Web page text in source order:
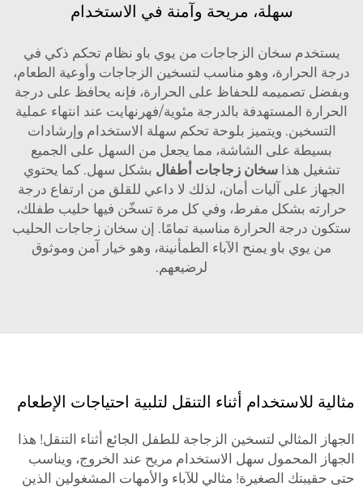
سهلة، مريحة وآمنة في الاستخدام
يستخدم سخان الزجاجات من يوي باو نظام تحكم ذكي في
درجة الحرارة، وهو مناسب لتسخين الزجاجات وأوعية الطعام،
وبفضل تصميمه للحفاظ على الحرارة، فإنه يحافظ على درجة
الحرارة المستهدفة بالدرجة مئوية/فهرنهايت عند انتهاء عملية
التسخين. ويتميز بلوحة تحكم سهلة الاستخدام وإرشادات
بسيطة على الشاشة، مما يجعل من السهل على الجميع
تشغيل هذاسخان زجاجات أطفال بشكل سهل. كما يحتوي
الجهاز على آليات أمان، لذلك لا داعي للقلق من ارتفاع درجة
حرارته بشكل مفرط، وفي كل مرة تسخّن فيها حليب طفلك،
ستكون درجة الحرارة مناسبة تمامًا. إن سخان زجاجات الحليب
من يوي باو يمنح الآباء الطمأنينة، وهو خيار آمن وموثوق
لرضيعهم.
مثالية للاستخدام أثناء التنقل لتلبية احتياجات الإطعام
الجهاز المثالي لتسخين الزجاجة للطفل الجائع أثناء التنقل! هذا
الجهاز المحمول سهل الاستخدام مريح عند الخروج، ويناسب
حتى حقيبتك الصغيرة! مثالي للآباء والأمهات المشغولين الذين